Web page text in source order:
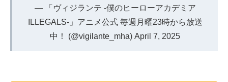
— 「ヴィジランテ -僕のヒーローアカデミア
ILLEGALS-」アニメ公式 毎週月曜23時から放送
中！ (@vigilante_mha) April 7, 2025